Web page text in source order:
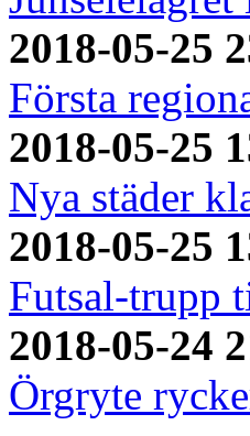
2018-05-25
Första
2018-05-25
Nya städer
2018-05-25
Futsal-trupp
2018-05-24
Örgryte